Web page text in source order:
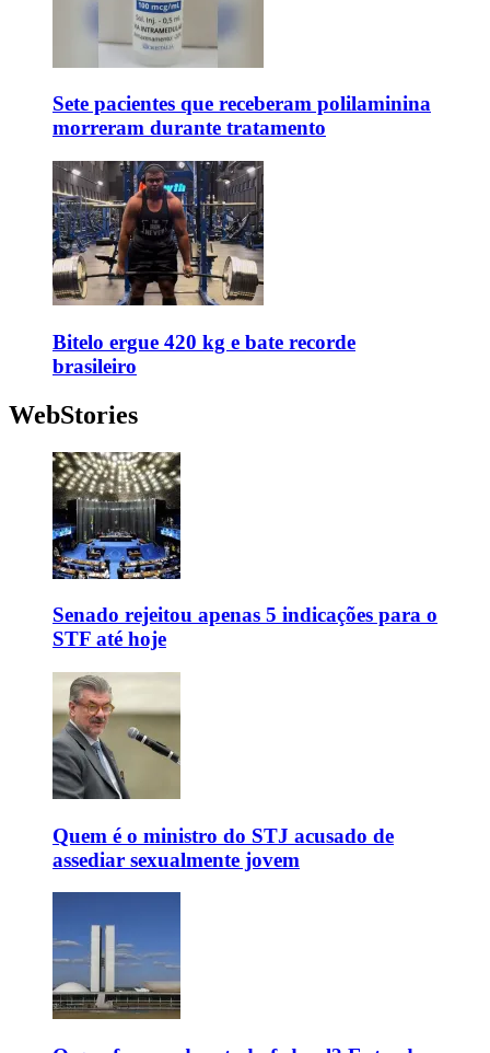
Sete pacientes que receberam polilaminina
morreram durante tratamento
Bitelo ergue 420 kg e bate recorde
brasileiro
WebStories
Senado rejeitou apenas 5 indicações para o
STF até hoje
Quem é o ministro do STJ acusado de
assediar sexualmente jovem